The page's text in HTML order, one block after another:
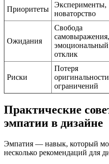
Приоритеты
Эксперименты,
новаторство
Ожидания
Свобода
самовыражения,
эмоциональный
отклик
Риски
Потеря
оригинальности
ограничений
Практические
эмпатии в дизайне
Эмпатия — навык, который
несколько рекомендаций для